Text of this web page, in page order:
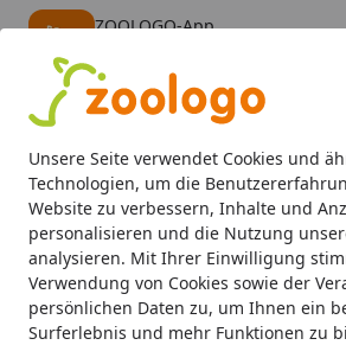
Unsere Seite verwendet Cookies und
Technologien, um die
Website zu verbessern, Inhalte und
personalisieren und die Nutzung
analysieren. Mit Ihrer Einwilligung
Verwendung von Cookies sowie der
persönlichen Daten zu, um Ihnen ein
Surferlebnis und mehr Funktionen zu
ZOOLOGO-App
Alle Produkte
Mein Konto
Suchen
Startseite
Hund Hundefutter Snacks
Edgard & Cooper
Snacks 2x120g